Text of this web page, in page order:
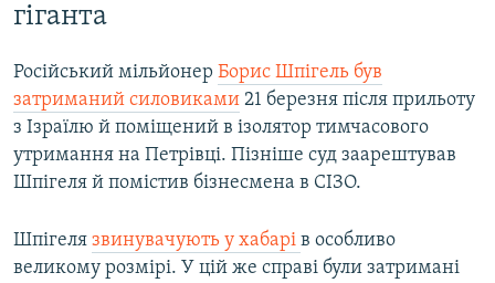
гіганта
Російський мільйонер Борис Шпігель був
затриманий силовиками 21 березня після прильоту
з Ізраїлю й поміщений в ізолятор тимчасового
утримання на Петрівці. Пізніше суд заарештував
Шпігеля й помістив бізнесмена в СІЗО.
Шпігеля звинувачують у хабарі в особливо
великому розмірі. У цій же справі були затримані